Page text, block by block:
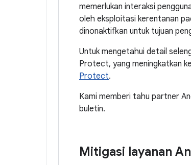
memerlukan interaksi
oleh eksploitasi kerentanan
dinonaktifkan untuk tujuan
Untuk mengetahui detail
Protect, yang meningkatkan
Protect.
Kami memberi tahu partner
buletin.
Mitigasi layanan